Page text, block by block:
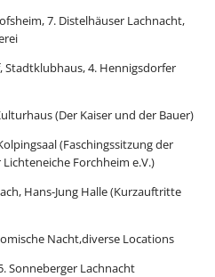
7. Distelhäuser Lachnacht,
Stadtklubhaus, 4. Hennigsdorfer
(Der Kaiser und der Bauer)
(Faschingssitzung der
Forchheim e.V.)
Hans-Jung Halle (Kurzauftritte
Nacht,diverse Locations
Sonneberger Lachnacht